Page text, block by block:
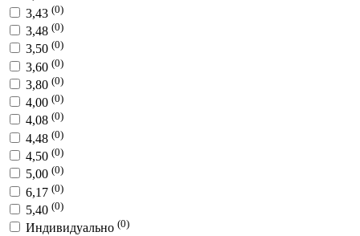
3,43 (0)
3,48 (0)
3,50 (0)
3,60 (0)
3,80 (0)
4,00 (0)
4,08 (0)
4,48 (0)
4,50 (0)
5,00 (0)
6,17 (0)
5,40 (0)
Индивидуально (0)